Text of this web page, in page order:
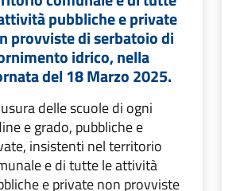
pubbliche e private
provviste di serbatoio di
idrico, nella
del 18 Marzo 2025.
delle scuole di ogni
e grado, pubbliche e
insistenti nel territorio
e di tutte le attività
e private non provviste